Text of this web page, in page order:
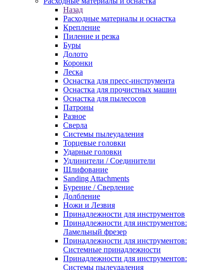
Назад
Расходные материалы и оснастка
Крепление
Пиление и резка
Буры
Долото
Коронки
Леска
Оснастка для пресс-инструмента
Оснастка для прочистных машин
Оснастка для пылесосов
Патроны
Разное
Сверла
Системы пылеудаления
Торцевые головки
Ударные головки
Удлинители / Соединители
Шлифование
Sanding Attachments
Бурение / Сверление
Долбление
Ножи и Лезвия
Принадлежности для инструментов
Принадлежности для инструментов:
Ламельный фрезер
Принадлежности для инструментов:
Системные принадлежности
Принадлежности для инструментов:
Системы пылеудаления